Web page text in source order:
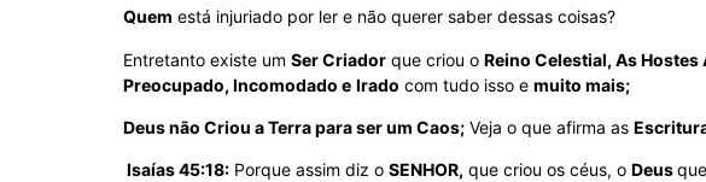
Quem está injuriado por ler e não querer saber dessas coisas?
Entretanto existe um Ser Criador que criou o Reino Celestial, As
Preocupado, Incomodado e Irado com tudo isso e muito mais;
Deus não Criou a Terra para ser um Caos; Veja o que afirma as
Isaías 45:18: Porque assim diz o SENHOR, que criou os céus, o Deus